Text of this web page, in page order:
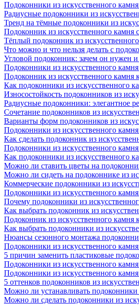
Подоконники из искусственного
Радиусные подоконники из
Тренд на тёмные подоконники из
Подоконник из искусственного камня
Тёплый подоконник из
Что можно и что нельзя делать с
Угловой подоконник: зачем он нужен и
Подоконники из искусственного
Подоконник из искусственного камня
Как подоконники из искусственного
Износостойкость подоконников из
Радиусные подоконники: элегантное
Сочетание подоконников из
Варианты форм подоконников из
Подоконники из искусственного
Как сделать подоконник из
Подоконники из искусственного
Как подоконники из искусственного
Можно ли ставить цветы на
Можно ли сидеть на подоконнике из
Коммерческие подоконники из
Подоконники из искусственного
Почему подоконники из
Как выбрать подоконник из
Подоконник из искусственного камня
Как выбрать подоконники из
Нюансы сезонного монтажа
Подоконники из искусственного
5 причин заменить пластиковые
Подоконники из искусственного
Подоконники из искусственного
5 оттенков подоконников из
Можно ли устанавливать подоконники
Можно ли сделать подоконники из